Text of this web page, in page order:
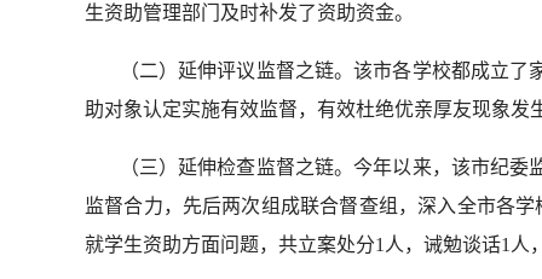
生资助管理部门及时补发了资助资金。
（二）延伸评议监督之链。该市各学校都成立了
助对象认定实施有效监督，有效杜绝优亲厚友现象发
（三）延伸检查监督之链。今年以来，该市纪委
监督合力，先后两次组成联合督查组，深入全市各
就学生资助方面问题，共立案处分1人，诫勉谈话1人